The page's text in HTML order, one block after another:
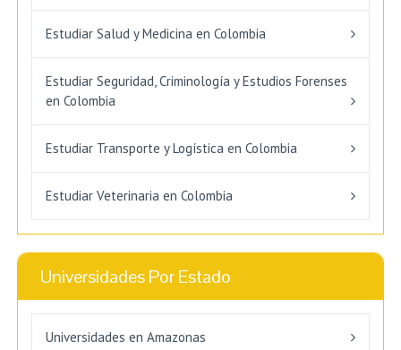
Estudiar Salud y Medicina en Colombia
Estudiar Seguridad, Criminología y Estudios Forenses
en Colombia
Estudiar Transporte y Logística en Colombia
Estudiar Veterinaria en Colombia
Universidades Por Estado
Universidades en Amazonas